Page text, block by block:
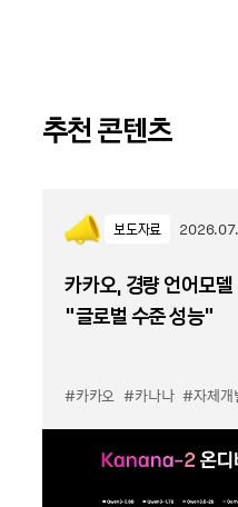
추천 콘텐츠
보도자료
카카오, 경량 언어모
“글로벌 수준 성능”
#카카오 #카나나 #자체개